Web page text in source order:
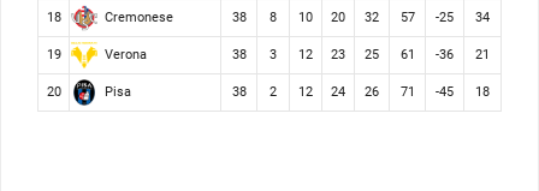
18 Cremonese 38 8 10 20 32 57 -25 34
19 Verona 38 3 12 23 25 61 -36 21
20 Pisa 38 2 12 24 26 71 -45 18